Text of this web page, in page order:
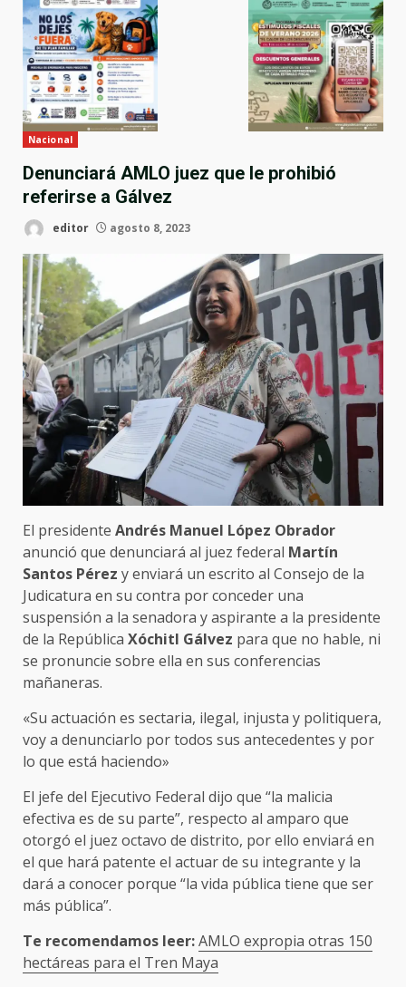
Nacional
Denunciará AMLO juez que le prohibió
referirse a Gálvez
editor agosto 8, 2023
El presidente Andrés Manuel López Obrador
anunció que denunciará al juez federal Martín
Santos Pérez y enviará un escrito al Consejo de la
Judicatura en su contra por conceder una
suspensión a la senadora y aspirante a la presidente
de la República Xóchitl Gálvez para que no hable, ni
se pronuncie sobre ella en sus conferencias
mañaneras.
«Su actuación es sectaria, ilegal, injusta y politiquera,
voy a denunciarlo por todos sus antecedentes y por
lo que está haciendo»
El jefe del Ejecutivo Federal dijo que “la malicia
efectiva es de su parte”, respecto al amparo que
otorgó el juez octavo de distrito, por ello enviará en
el que hará patente el actuar de su integrante y la
dará a conocer porque “la vida pública tiene que ser
más pública”.
Te recomendamos leer:AMLO expropia otras 150
hectáreas para el Tren Maya